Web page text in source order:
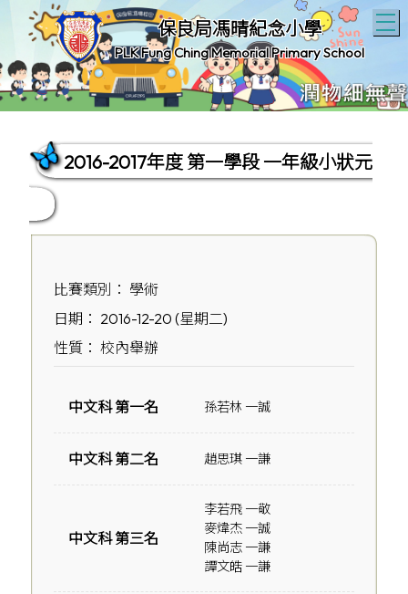
保良局馮晴紀念小學
PLK Fung Ching Memorial Primary School
2016-2017年度 第一學段 一年級小狀元
比賽類別： 學術
日期： 2016-12-20 (星期二)
性質： 校內舉辦
中文科 第一名 孫若林 一誠
中文科 第二名 趙思琪 一謙
中文科 第三名
李若飛 一敬
麥煒杰 一誠
陳尚志 一謙
譚文皓 一謙